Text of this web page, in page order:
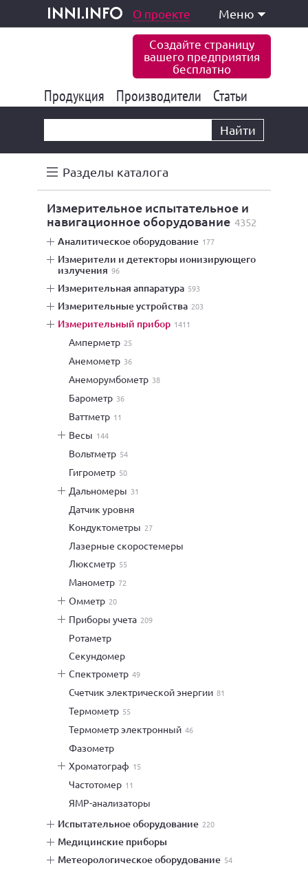
inni.info
и услуги О проекте Меню
Создайте страницу
вашего предприятия
бесплатно
Продукция 177 832
Производители 6 770
Статьи
Найти
Разделы каталога
измерительное испытательное и
навигационное оборудование 4352
аналитическое оборудование 177
измерители и детекторы ионизирующего
излучения 96
измерительная аппаратура 593
измерительные устройства 203
измерительный прибор 1411
амперметр 25
анемометр 36
анеморумбометр 38
барометр 36
ваттметр 11
весы 144
вольтметр 54
гигрометр 50
дальномеры 31
датчик уровня
кондуктометры 27
лазерные скоростемеры
люксметр 55
манометр 72
омметр 20
приборы учета 209
ротаметр
секундомер
спектрометр 49
счетчик электрической энергии 81
термометр 55
термометр электронный 46
фазометр
хроматограф 15
частотомер 11
ЯМР-анализаторы
испытательное оборудование 220
медицинские приборы
метеорологическое оборудование 54